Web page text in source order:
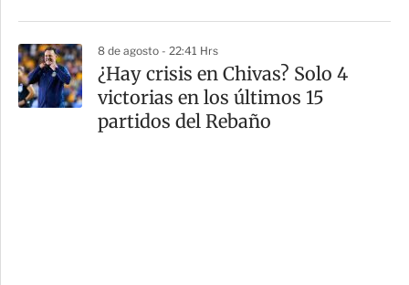
8 de agosto - 22:41 Hrs
¿Hay crisis en Chivas? Solo 4
victorias en los últimos 15
partidos del Rebaño